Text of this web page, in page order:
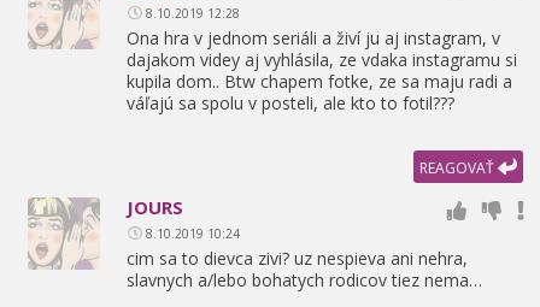
8.10.2019 12:28
Ona hra v jednom seriáli a živí ju aj instagram, v
dajakom videy aj vyhlásila, ze vdaka instagramu si
kupila dom.. Btw chapem fotke, ze sa maju radi a
váľajú sa spolu v posteli, ale kto to fotil???
REAGOVAŤ
JOURS
8.10.2019 10:24
cim sa to dievca zivi? uz nespieva ani nehra,
slavnych a/lebo bohatych rodicov tiez nema…